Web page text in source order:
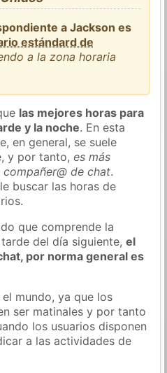
a Jackson es
estándard de
a la zona horaria
las mejores horas para
y la noche. En esta
en general, se suele
y por tanto,es más
de chat.
buscar las horas de
que comprende la
del día siguiente,el
por norma general es
mundo, ya que los
ser matinales y por tanto
los usuarios disponen
a las actividades de